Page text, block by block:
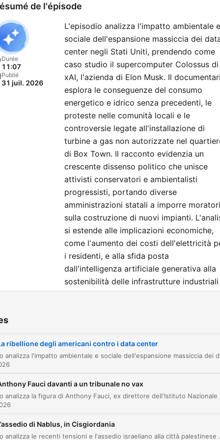
PieranniIn redazione: Ilaria
Ferraresi La sigla e la
supervisione del suono e
musica sono di Luca Micheli
post produzione e il
sono di Daniele Marinello,
Cosma Castellucci e Filippo
Mainardi La producer è Martina
Conte Musiche addizionali su
licenza di Universal Music
Publishing Ricordi Srl e
di Machiavelli Music
de l'épisode
Durée
11:07
Publié
31 juil. 2026
L'episodio analizza l'impatto ambientale e
sociale dell'espansione massiccia dei
center negli Stati Uniti, prendendo come
caso studio il supercomputer Colossus di
xAI, l'azienda di Elon Musk. Il
esplora le conseguenze del consumo
energetico e idrico senza precedenti, le
proteste nelle comunità locali e le
controversie legate all'installazione di
turbine a gas non autorizzate nel
di Box Town. Il racconto evidenzia un
crescente dissenso politico che unisce
attivisti conservatori e ambientalisti
progressisti, portando diverse
amministrazioni statali a imporre
sulla costruzione di nuovi impianti.
si estende alle implicazioni economiche,
come l'aumento dei costi dell'elettricità
i residenti, e alla sfida posta
dall'intelligenza artificiale generativa alla
sostenibilità delle infrastrutture industriali
tradizionali.
00:00:42 Il supercomputer Colossus di xAI
00:01:41
00:02:55 Le controversie ambientali a Box Town
conseguenze economiche
ribellione degli americani contro i data center
Fauci davanti a un tribunale no vax
di Nablus, in Cisgiordania
L'episodio analizza le recenti tensioni e l'assedio israeliano alla città palestinese di Nablus, esaminando le